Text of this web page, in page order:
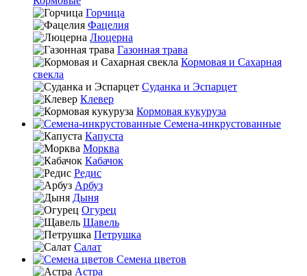
Горчица
Фацелия
Люцерна
Газонная трава
Кормовая и Сахарная
свекла
Суданка и Эспарцет
Клевер
Кормовая кукуруза
Семена-инкрустованные
Капуста
Морква
Кабачок
Редис
Арбуз
Дыня
Огурец
Щавель
Петрушка
Салат
Семена цветов
Астра